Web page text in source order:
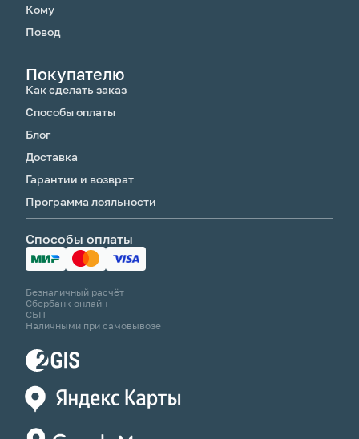
Кому
Повод
Покупателю
Как сделать заказ
Способы оплаты
Блог
Доставка
Гарантии и возврат
Программа лояльности
Способы оплаты
Безналичный расчёт
Сбербанк онлайн
СБП
Наличными при самовывозе